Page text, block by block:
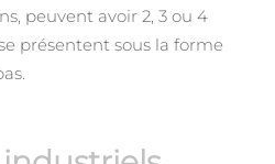
peuvent avoir 2, 3 ou 4
présentent sous la forme